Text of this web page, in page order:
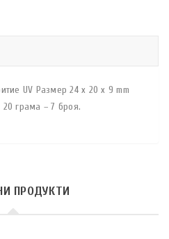
UV Размер 24 x 20 x 9 mm
грама – 7 броя.
ПРОДУКТИ